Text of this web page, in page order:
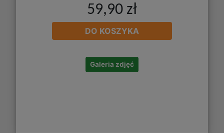
59,90 zł
DO KOSZYKA
Galeria zdjęć